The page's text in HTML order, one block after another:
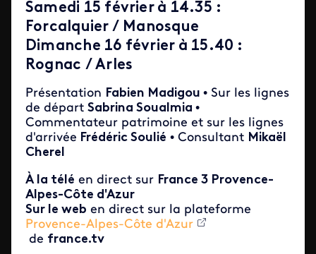
Samedi 15 février à 14.35 :
Forcalquier / Manosque
Dimanche 16 février à 15.40 :
Rognac / Arles
Présentation Fabien Madigou • Sur les lignes
de départ Sabrina Soualmia •
Commentateur patrimoine et sur les lignes
d'arrivée Frédéric Soulié • Consultant Mikaël
Cherel
À la télé en direct sur France 3 Provence-
Alpes-Côte d'Azur
Sur le web en direct sur la plateforme
Provence-Alpes-Côte d'Azur
de france.tv